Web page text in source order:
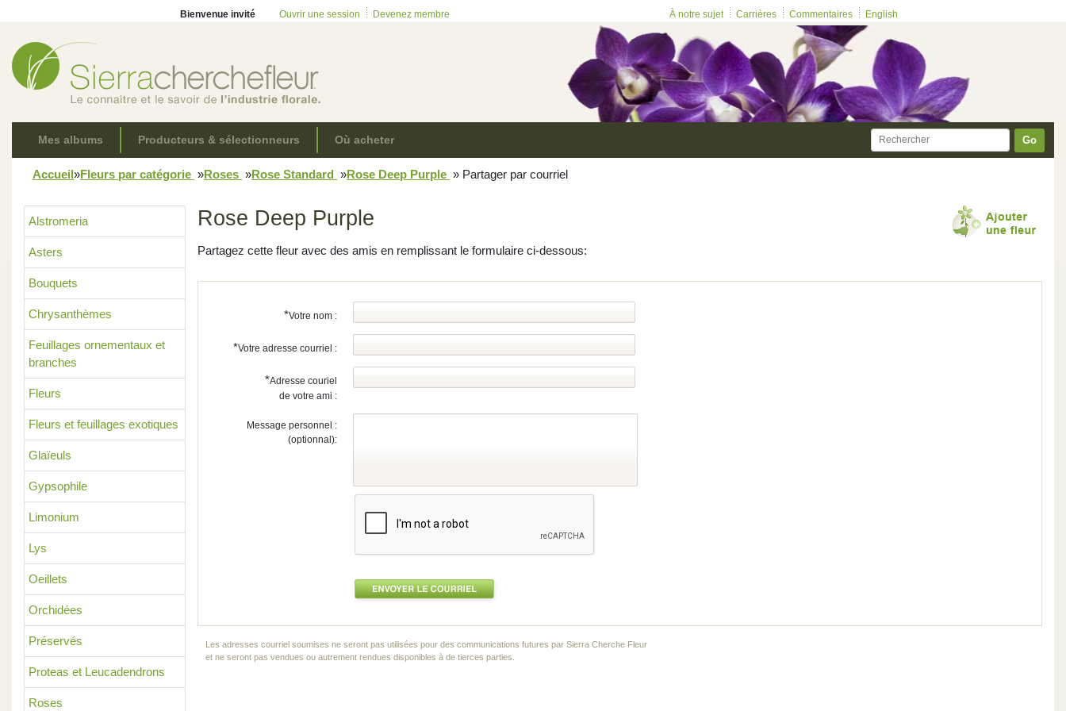
Bienvenue invité Ouvrir une session Devenez membre À notre sujet Carrières Commentaires English
Mes albums Producteurs & sélectionneurs Où acheter Go
Accueil»Fleurs par catégorie »Roses »Rose Standard »Rose Deep Purple » Partager par courriel
Alstromeria
Asters
Bouquets
Chrysanthèmes
Feuillages ornementaux et
branches
Fleurs
Fleurs et feuillages exotiques
Glaïeuls
Gypsophile
Limonium
Lys
Oeillets
Orchidées
Préservés
Proteas et Leucadendrons
Roses
Rose Deep Purple
Partagez cette fleur avec des amis en remplissant le formulaire ci-dessous:
*Votre nom :
*Votre adresse courriel :
*Adresse couriel
de votre ami :
Message personnel :
(optionnal):
Les adresses courriel soumises ne seront pas utilisées pour des communications futures par Sierra Cherche Fleur
et ne seront pas vendues ou autrement rendues disponibles à de tierces parties.